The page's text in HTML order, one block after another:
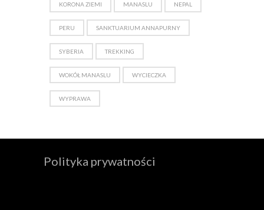
KORONA ZIEMI MANASLU NEPAL
PERU SANKTUARIUM ANNAPURNY
SYBERIA TREKKING
WOKÓŁ MANASLU WYCIECZKA
WYPRAWA
Polityka prywatności